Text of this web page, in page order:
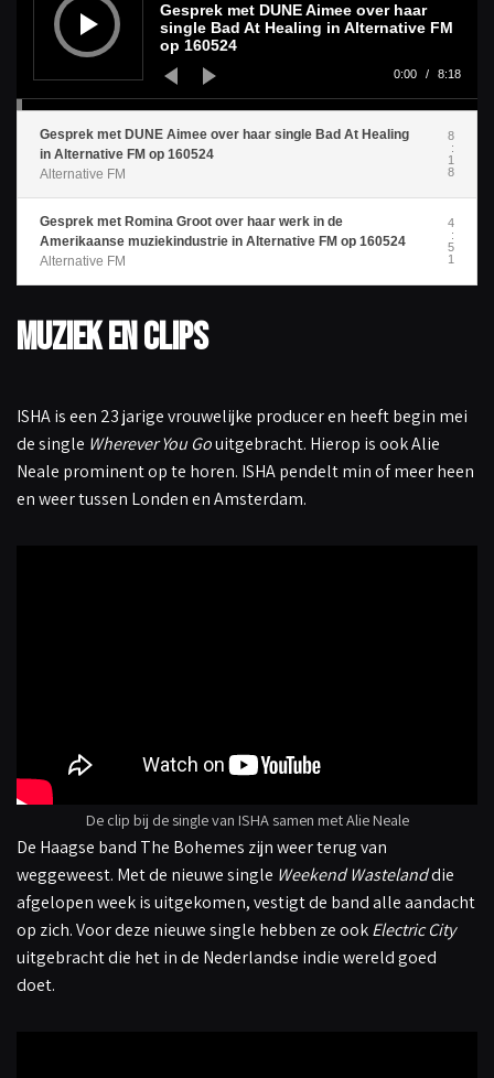
Gesprek met DUNE Aimee over haar
single Bad At Healing in Alternative FM
op 160524
0:00 / 8:18
Gesprek met DUNE Aimee over haar single Bad At Healing
in Alternative FM op 160524
Alternative FM
8
:
1
8
Gesprek met Romina Groot over haar werk in de
Amerikaanse muziekindustrie in Alternative FM op 160524
Alternative FM
4
:
5
1
Muziek en clips
ISHA is een 23 jarige vrouwelijke producer en heeft begin mei
de single Wherever You Gouitgebracht. Hierop is ook Alie
Neale prominent op te horen. ISHA pendelt min of meer heen
en weer tussen Londen en Amsterdam.
De clip bij de single van ISHA samen met Alie Neale
De Haagse band The Bohemes zijn weer terug van
weggeweest. Met de nieuwe single Weekend Wastelanddie
afgelopen week is uitgekomen, vestigt de band alle aandacht
op zich. Voor deze nieuwe single hebben ze ookElectric City
uitgebracht die het in de Nederlandse indie wereld goed
doet.